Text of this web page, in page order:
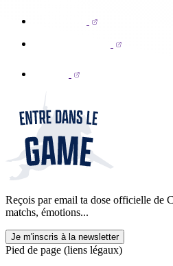
Reçois par email ta dose officielle de
matchs, émotions...
Je m'inscris à la newsletter
Pied de page (liens légaux)